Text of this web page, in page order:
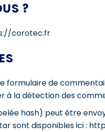
?
corotec.fr
formulaire de
à la détection des
hash) peut être
sont disponibles ici :